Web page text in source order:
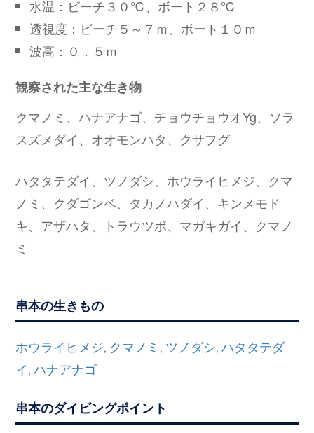
水温：ビーチ３０℃、ボート２８℃
透視度：ビーチ５～７ｍ、ボート１０ｍ
波高：０．５ｍ
観察された主な生き物
クマノミ、ハナアナゴ、チョウチョウオYg、ソラ
スズメダイ、オオモンハタ、クサフグ
ハタタテダイ、ツノダシ、ホウライヒメジ、クマ
ノミ、クダゴンベ、タカノハダイ、キンメモド
キ、アザハタ、トラウツボ、マガキガイ、クマノ
ミ
串本の生きもの
ホウライヒメジ, クマノミ , ツノダシ,ハタタテダ
イ ,ハナアナゴ
串本のダイビングポイント